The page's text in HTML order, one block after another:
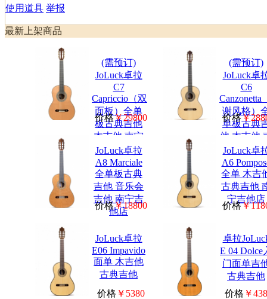
使用道具 举报
最新上架商品
(需预订)
JoLuck卓拉
C7
Capriccio（双
面板）全单
板古典吉他
木吉他 南宁
买吉他
价格￥29800
(需预订)
JoLuck卓
C6
Canzonetta
谢风格）
单板古典
他 木吉他
宁吉他店
价格￥
JoLuck卓拉
A8 Marciale
全单板古典
吉他 音乐会
吉他 南宁吉
他店
价格￥18800
JoLuck卓
A6
全单 木吉
古典吉他
宁吉他店
价格￥
JoLuck卓拉
E06 Impavido
面单 木吉他
古典吉他
价格 ￥5380
卓拉
E 04 Dolce
门面单吉
古典吉他
价格 ￥